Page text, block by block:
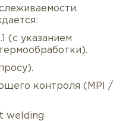
(с указанием
контроля (MPI /
welding